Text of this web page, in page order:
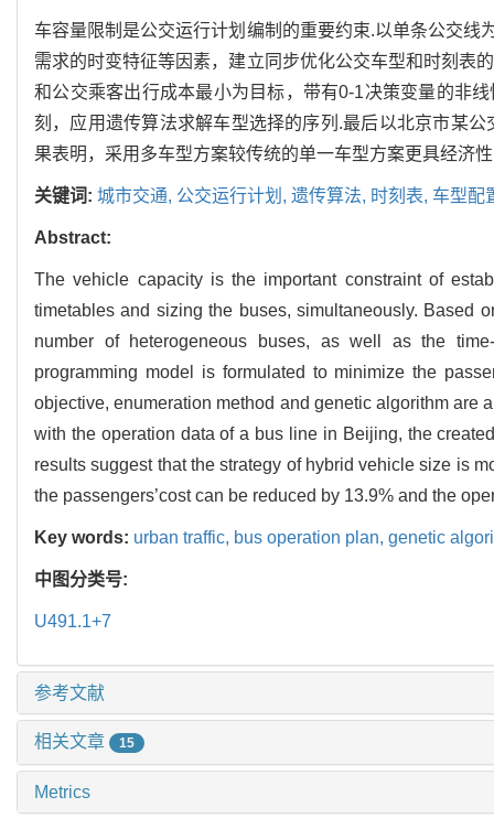
车容量限制是公交运行计划编制的重要约束.以单条公交
需求的时变特征等因素，建立同步优化公交车型和时刻表
和公交乘客出行成本最小为目标，带有0-1决策变量的非
刻，应用遗传算法求解车型选择的序列.最后以北京市某
果表明，采用多车型方案较传统的单一车型方案更具经济
关键词: 城市交通, 公交运行计划, 遗传算法, 时刻表, 车型配
Abstract:
The vehicle capacity is the important constraint of
timetables and sizing the buses, simultaneously. Based
number of heterogeneous buses, as well as the
programming model is formulated to minimize the
objective, enumeration method and genetic algorithm are
with the operation data of a bus line in Beijing, the
results suggest that the strategy of hybrid vehicle size is
the passengers’cost can be reduced by 13.9% and the
Key words: urban traffic, bus operation plan, genetic
中图分类号:
U491.1+7
参考文献
相关文章 15
Metrics